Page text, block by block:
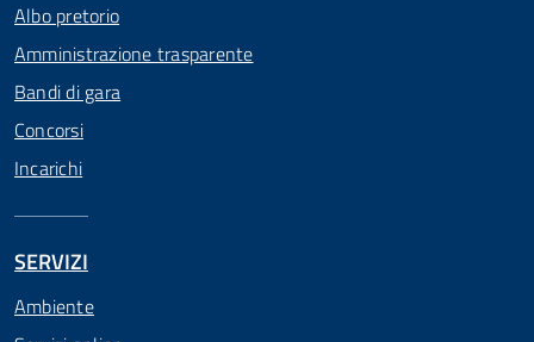
Albo pretorio
Amministrazione trasparente
Bandi di gara
Concorsi
Incarichi
SERVIZI
Ambiente